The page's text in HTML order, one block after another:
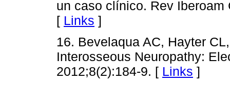
un caso clínico. Rev
[ Links ]
16. Bevelaqua AC, Hayter
Interosseous Neuropathy:
2012;8(2):184-9. [ Links ]